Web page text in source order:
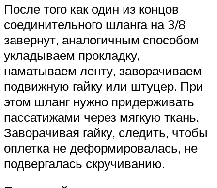
После того как один из концов
соединительного шланга на 3/8
завернут, аналогичным способом
укладываем прокладку,
наматываем ленту, заворачиваем
подвижную гайку или штуцер. При
этом шланг нужно придерживать
пассатижами через мягкую ткань.
Заворачивая гайку, следить, чтобы
оплетка не деформировалась, не
подвергалась скручиванию.